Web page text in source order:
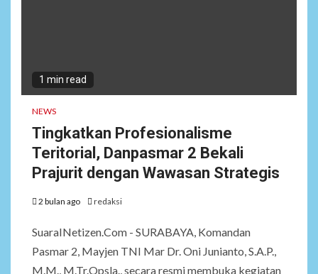
1 min read
NEWS
Tingkatkan Profesionalisme
Teritorial, Danpasmar 2 Bekali
Prajurit dengan Wawasan Strategis
2 bulan ago redaksi
SuaraINetizen.Com - SURABAYA, Komandan
Pasmar 2, Mayjen TNI Mar Dr. Oni Junianto, S.A.P.,
M.M., M.Tr.Opsla., secara resmi membuka kegiatan